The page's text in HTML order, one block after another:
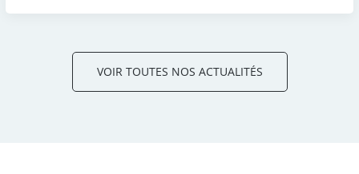
VOIR TOUTES NOS ACTUALITÉS